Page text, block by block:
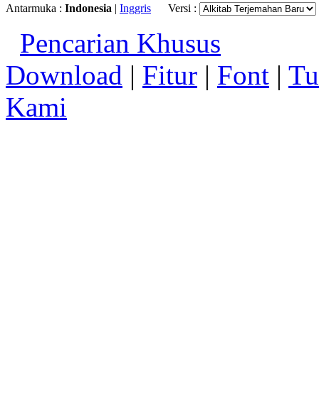
Antarmuka : Indonesia | Inggris Versi :
Pencarian Khusus
Download | Fitur | Font |
Kami